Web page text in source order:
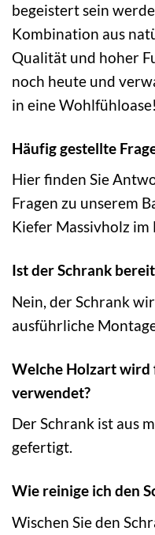
begeistert sein
Kombination aus
Qualität und hoher
noch heute und
in eine Wohlfühloase!
Häufig gestellte
Hier finden Sie
Fragen zu unserem
Kiefer Massivholz im
Ist der Schrank
Nein, der Schrank
ausführliche
Welche Holzart wird
verwendet?
Der Schrank ist aus
gefertigt.
Wie reinige ich den
Wischen Sie den